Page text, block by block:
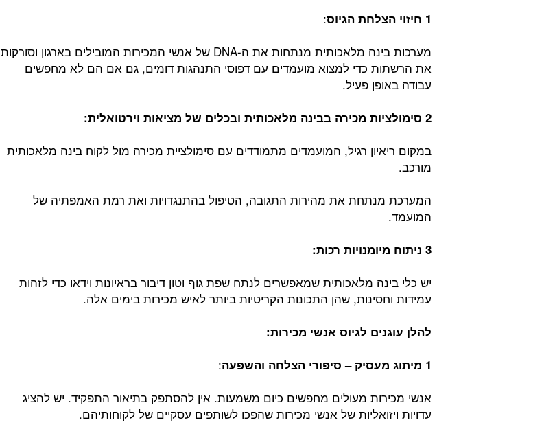
1 חיזוי הצלחת הגיוס
:
מערכות בינה מלאכותית מנתחות את ה-DNA של אנשי המכירות המובילים בארגון וסורקות
את הרשתות כדי למצוא מועמדים עם דפוסי התנהגות דומים, גם אם הם לא מחפשים
עבודה באופן פעיל.
2 סימולציות מכירה בבינה מלאכותית ובכלים של מציאות וירטואלית:
במקום ריאיון רגיל, המועמדים מתמודדים עם סימולציית מכירה מול לקוח בינה מלאכותית
מורכב.
המערכת מנתחת את מהירות התגובה, הטיפול בהתנגדויות ואת רמת האמפתיה של
המועמד.
3 ניתוח מיומנויות רכות:
יש כלי בינה מלאכותית שמאפשרים לנתח שפת גוף וטון דיבור בראיונות וידאו כדי לזהות
עמידות וחסינות, שהן התכונות הקריטיות ביותר לאיש מכירות בימים אלה.
להלן עוגנים לגיוס אנשי מכירות:
1 מיתוג מעסיק – סיפורי הצלחה והשפעה
:
אנשי מכירות מעולים מחפשים כיום משמעות. אין להסתפק בתיאור התפקיד. יש להציג
עדויות ויזואליות של אנשי מכירות שהפכו לשותפים עסקיים של לקוחותיהם.